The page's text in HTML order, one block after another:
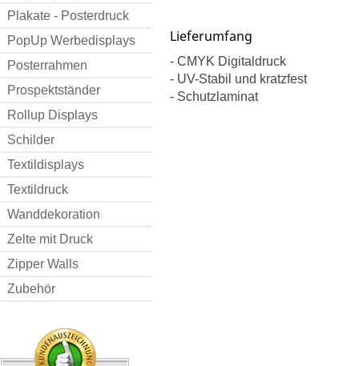
Plakate - Posterdruck
PopUp Werbedisplays
Posterrahmen
Prospektständer
Rollup Displays
Schilder
Textildisplays
Textildruck
Wanddekoration
Zelte mit Druck
Zipper Walls
Zubehör
Lieferumfang
- CMYK Digitaldruck
- UV-Stabil und kratzfest
- Schutzlaminat